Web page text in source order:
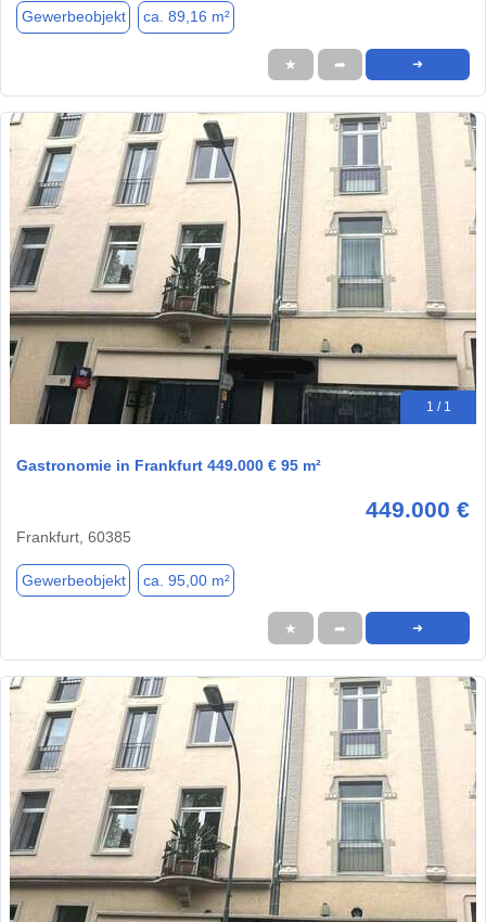
Gewerbeobjekt ca. 89,16 m²
★ ➦ ➜
1 / 1
Gastronomie in Frankfurt 449.000 € 95 m²
449.000 €
Frankfurt, 60385
Gewerbeobjekt ca. 95,00 m²
★ ➦ ➜